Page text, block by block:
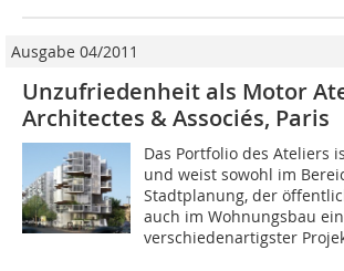
Ausgabe 04/2011
Unzufriedenheit als Motor
Architectes & Associés, Paris
Das Portfolio des Ateliers
und weist sowohl im
Stadtplanung, der
auch im Wohnungs­bau
verschiedenartigster